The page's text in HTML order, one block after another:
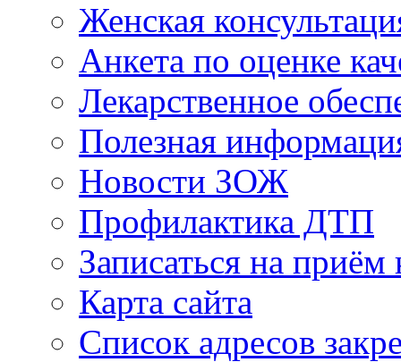
Женская
Анкета по оценке
Лекарственное
Полезная
Новости ЗОЖ
Профилактика ДТП
Записаться на приём
Карта сайта
Список адресов